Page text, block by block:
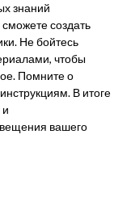
знаний
создать
Не бойтесь
чтобы
Помните о
В итоге
вашего